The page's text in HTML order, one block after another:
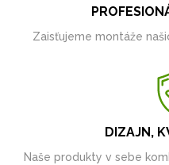
Zaisťujeme montáže
DIZAJN,
Naše produkty v sebe